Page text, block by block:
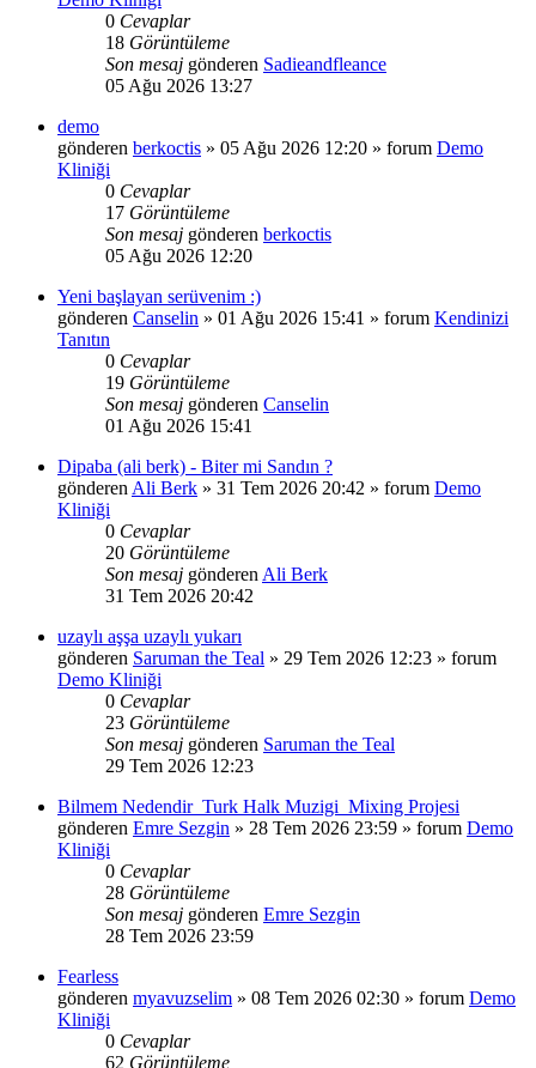
0 Cevaplar
18 Görüntüleme
Son mesaj gönderen Sadieandfleance
05 Ağu 2026 13:27
demo
gönderen berkoctis » 05 Ağu 2026 12:20 » forum Demo
Kliniği
0 Cevaplar
17 Görüntüleme
Son mesaj gönderen berkoctis
05 Ağu 2026 12:20
Yeni başlayan serüvenim :)
gönderen Canselin » 01 Ağu 2026 15:41 » forum Kendinizi
Tanıtın
0 Cevaplar
19 Görüntüleme
Son mesaj gönderen Canselin
01 Ağu 2026 15:41
Dipaba (ali berk) - Biter mi Sandın ?
gönderen Ali Berk » 31 Tem 2026 20:42 » forum Demo
Kliniği
0 Cevaplar
20 Görüntüleme
Son mesaj gönderen Ali Berk
31 Tem 2026 20:42
uzaylı aşşa uzaylı yukarı
gönderen Saruman the Teal » 29 Tem 2026 12:23 » forum
Demo Kliniği
0 Cevaplar
23 Görüntüleme
Son mesaj gönderen Saruman the Teal
29 Tem 2026 12:23
Bilmem Nedendir_Turk Halk Muzigi_Mixing Projesi
gönderen Emre Sezgin » 28 Tem 2026 23:59 » forum Demo
Kliniği
0 Cevaplar
28 Görüntüleme
Son mesaj gönderen Emre Sezgin
28 Tem 2026 23:59
Fearless
gönderen myavuzselim » 08 Tem 2026 02:30 » forum Demo
Kliniği
0 Cevaplar
62 Görüntüleme